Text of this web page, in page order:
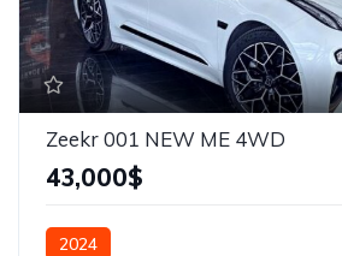
Zeekr 001 NEW ME 4WD
43,000$
2024